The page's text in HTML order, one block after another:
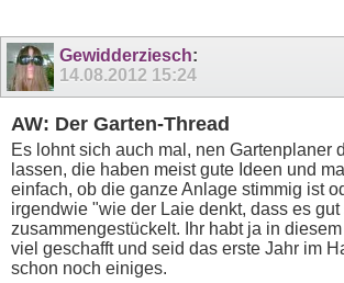
Gewidderziesch:
14.08.2012 15:24
AW: Der Garten-Thread
Es lohnt sich auch mal, nen Gartenplaner
lassen, die haben meist gute Ideen und
einfach, ob die ganze Anlage stimmig ist
irgendwie "wie der Laie denkt, dass es
zusammengestückelt. Ihr habt ja in
viel geschafft und seid das erste Jahr im
schon noch einiges.